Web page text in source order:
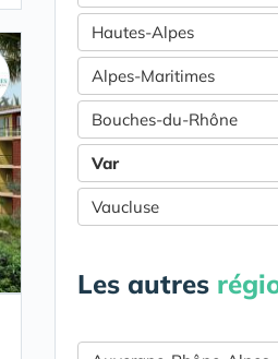
Hautes-Alpes
Alpes-Maritimes
Bouches-du-Rhône
Var
Vaucluse
Les autres